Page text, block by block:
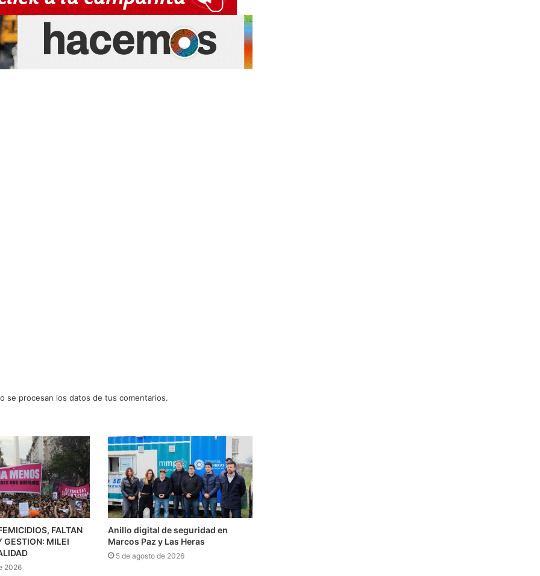
se procesan los datos de tus comentarios.
FALTAN
GESTION: MILEI
2026
Anillo digital de seguridad en
Marcos Paz y Las Heras
5 de agosto de 2026